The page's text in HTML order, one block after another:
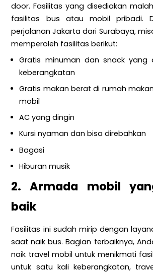
door. Fasilitas yang disediakan
fasilitas bus atau mobil pribadi.
perjalanan Jakarta dari Surabaya,
memperoleh fasilitas berikut:
Gratis minuman dan snack yang
keberangkatan
Gratis makan berat di rumah
mobil
AC yang dingin
Kursi nyaman dan bisa direbahkan
Bagasi
Hiburan musik
2. Armada mobil
baik
Fasilitas ini sudah mirip dengan
saat naik bus. Bagian terbaiknya,
naik travel mobil untuk menikmati
untuk satu kali keberangkatan,